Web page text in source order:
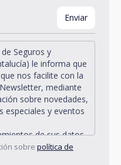
Seguros y
le informa que
nos facilite con la
mediante
sobre novedades,
especiales y eventos
de sus datos
en la propia
jurídica existente
sobre política de